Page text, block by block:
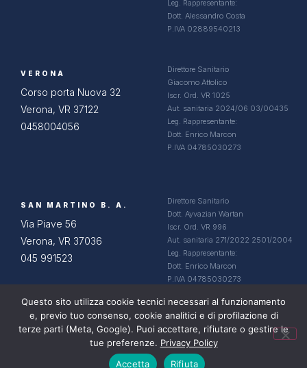
Leg. Rappresentante:
Dott. Alessandro Costa
P.IVA 02889540213
VERONA
Corso porta Nuova 32
Verona, VR 37122
0458004056
Direttore Sanitario
Giacomo Attolico
Iscr. Ord. VR 1025
Aut. sanitaria 2024/06 03/00435
Leg. Rappresentante:
Dott. Enrico Marcon
P.IVA 04785030273
SAN MARTINO B. A.
Via Piave 56
Verona, VR 37036
045 991523
Direttore Sanitario
Dott. Ayvazian Wartan
Iscr. Ord. VR 996
Aut. sanitaria 271/2022 2501/2004
Leg. Rappresentante:
Dott. Enrico Marcon
P.IVA 04785030273
© 2026 White Holding S.r.l. ·Privacy Policy
Questo sito utilizza cookie tecnici necessari al funzionamento
e, previo tuo consenso, cookie analitici e di profilazione di
terze parti (Meta, Google). Puoi accettare, rifiutare o gestire le
tue preferenze. Privacy Policy
Accetta
Rifiuta